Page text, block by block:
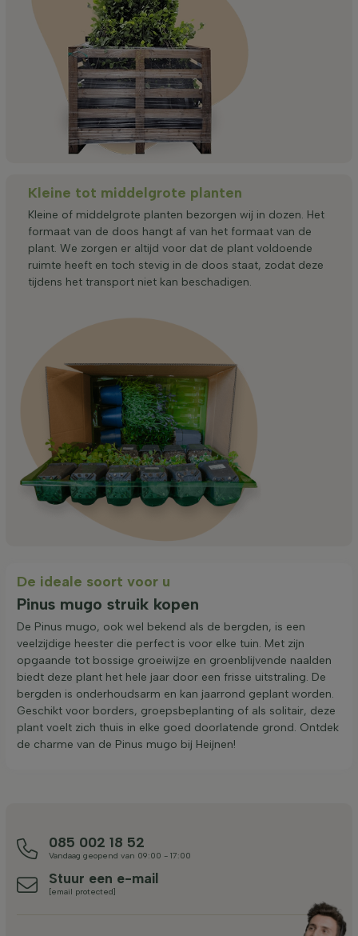
Kleine tot middelgrote planten
Kleine of middelgrote planten bezorgen wij in dozen. Het
formaat van de doos hangt af van het formaat van de
plant. We zorgen er altijd voor dat de plant voldoende
ruimte heeft en toch stevig in de doos staat, zodat deze
tijdens het transport niet kan beschadigen.
De ideale soort voor u
Pinus mugo struik kopen
De Pinus mugo, ook wel bekend als de bergden, is een
veelzijdige heester die perfect is voor elke tuin. Met zijn
opgaande tot bossige groeiwijze en groenblijvende naalden
biedt deze plant het hele jaar door een frisse uitstraling. De
bergden is onderhoudsarm en kan jaarrond geplant worden.
Geschikt voor borders, groepsbeplanting of als solitair, deze
plant voelt zich thuis in elke goed doorlatende grond. Ontdek
de charme van de Pinus mugo bij Heijnen!
085 002 18 52
Vandaag geopend van 09:00 - 17:00
Stuur een e-mail
[email protected]